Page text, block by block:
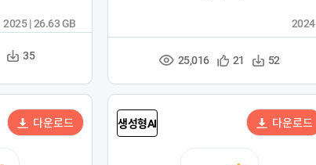
다 35
2025 | 26.63 GB
조
수
25,016
관
등
록
21
다
수
52
2024
다운로드 생성형AI 다운로드